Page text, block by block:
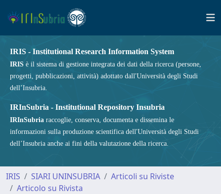
IRIS - Institutional Research Information System
IRIS è il sistema di gestione integrata dei dati della ricerca (persone,
progetti, pubblicazioni, attività) adottato dall'Università degli Studi
dell’Insubria.
IRInSubria - Institutional Repository Insubria
IRInSubria raccoglie, conserva, documenta e dissemina le
informazioni sulla produzione scientifica dell'Università degli Studi
dell’Insubria anche ai fini della valutazione della ricerca.
IRIS SIARI UNINSUBRIA
Articoli su Riviste
Articolo su Rivista